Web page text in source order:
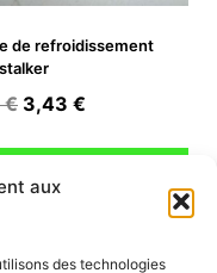
aux
des technologies
de refroidissement
€ Le
initial
était :
3,43 €
actuel